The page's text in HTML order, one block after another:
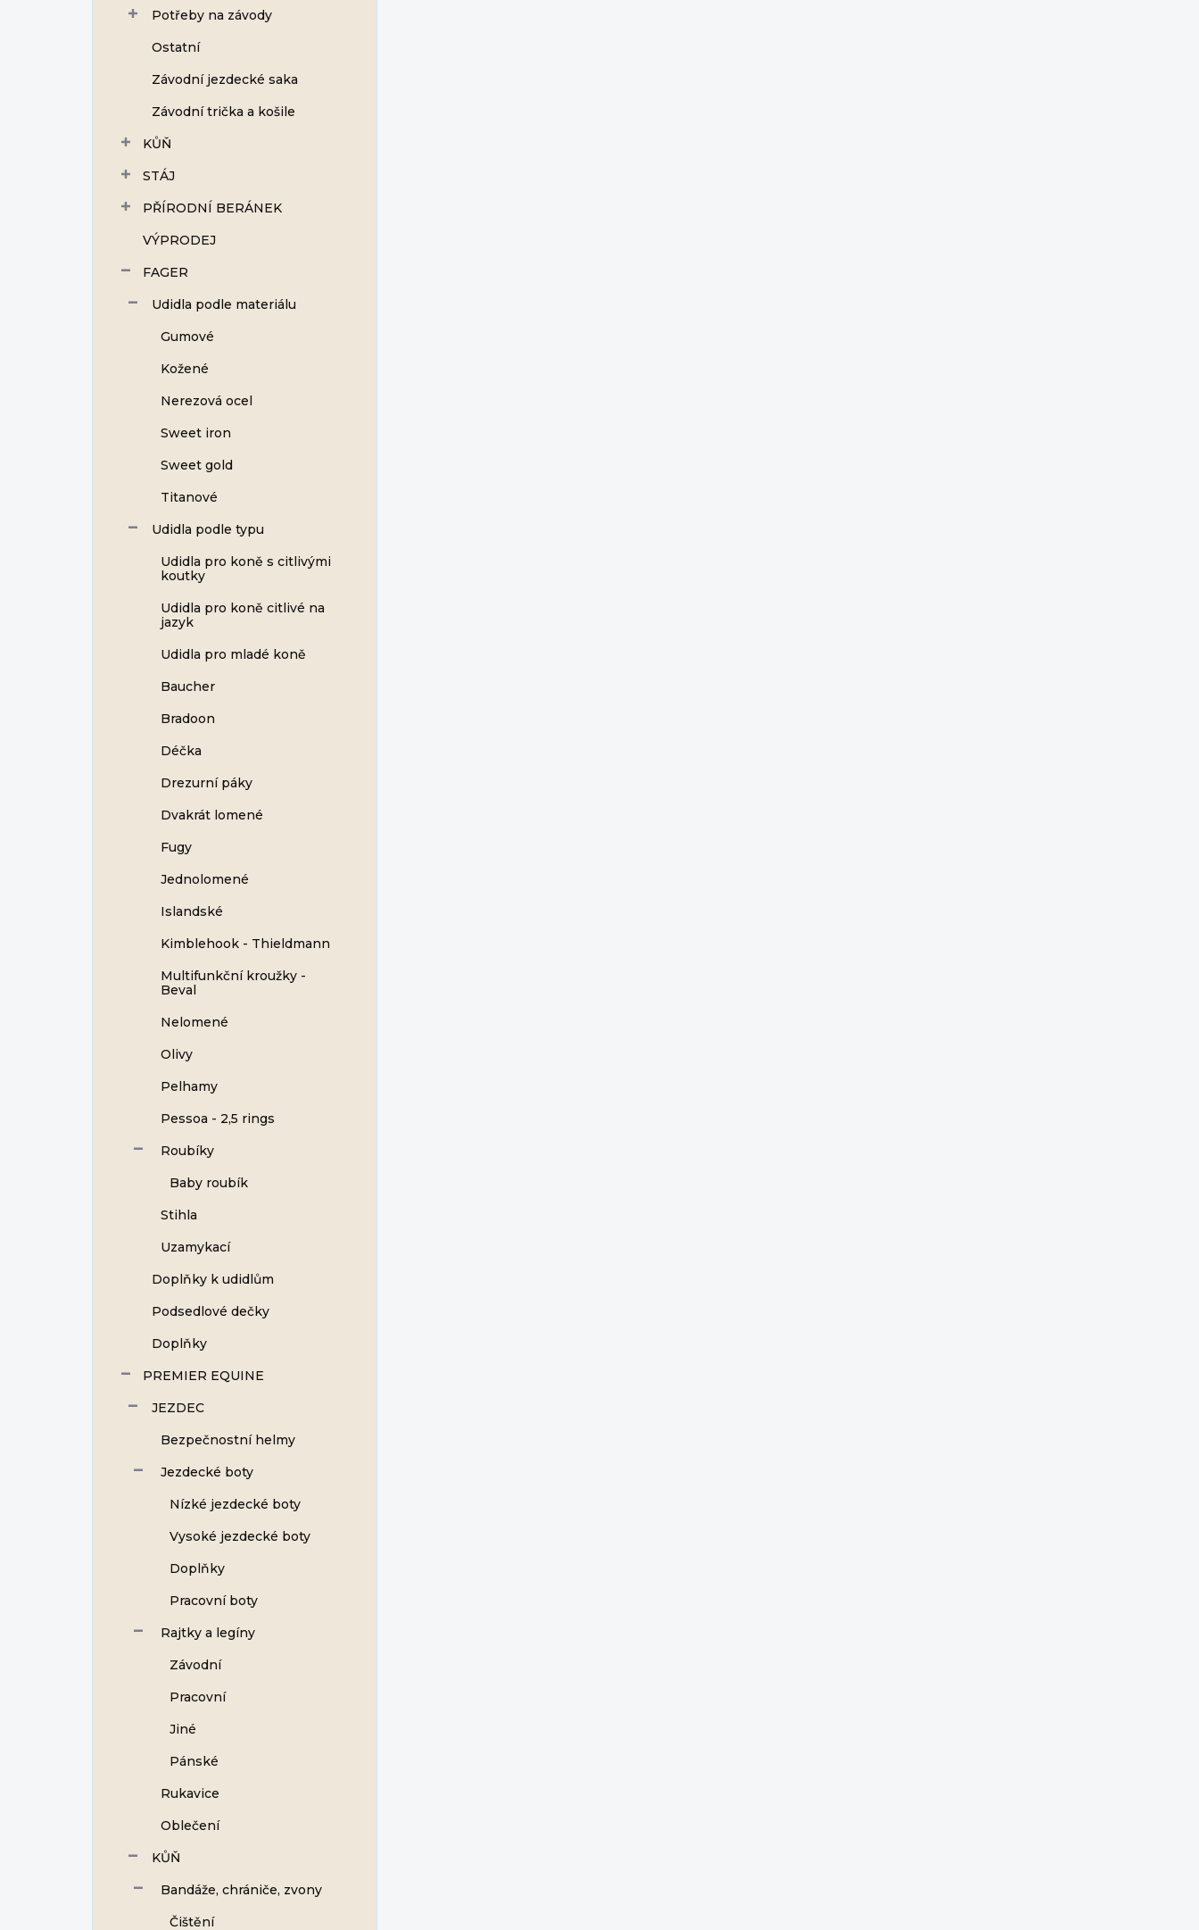
Potřeby na závody
Ostatní
Závodní jezdecké saka
Závodní trička a košile
KŮŇ
STÁJ
PŘÍRODNÍ BERÁNEK
VÝPRODEJ
FAGER
Udidla podle materiálu
Gumové
Kožené
Nerezová ocel
Sweet iron
Sweet gold
Titanové
Udidla podle typu
Udidla pro koně s citlivými
koutky
Udidla pro koně citlivé na
jazyk
Udidla pro mladé koně
Baucher
Bradoon
Déčka
Drezurní páky
Dvakrát lomené
Fugy
Jednolomené
Islandské
Kimblehook - Thieldmann
Multifunkční kroužky -
Beval
Nelomené
Olivy
Pelhamy
Pessoa - 2,5 rings
Roubíky
Baby roubík
Stihla
Uzamykací
Doplňky k udidlům
Podsedlové dečky
Doplňky
PREMIER EQUINE
JEZDEC
Bezpečnostní helmy
Jezdecké boty
Nízké jezdecké boty
Vysoké jezdecké boty
Doplňky
Pracovní boty
Rajtky a legíny
Závodní
Pracovní
Jiné
Pánské
Rukavice
Oblečení
KŮŇ
Bandáže, chrániče, zvony
Čištění